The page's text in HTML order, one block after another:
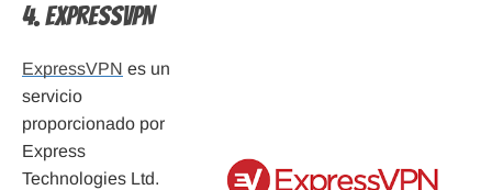
4. ExpressVPN
ExpressVPN es un
servicio
proporcionado por
Express
Technologies Ltd.